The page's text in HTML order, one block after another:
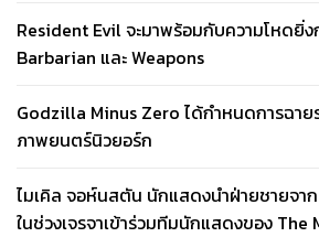
Resident Evil จะมาพร้อมกับความโหดยิ่ง
Barbarian และ Weapons
Godzilla Minus Zero ได้กำหนดการฉา
ภาพยนตร์นิวยอร์ก
ไมเคิล จอห์นสตัน นักแสดงนำฝ่ายชายจา
ในช่วงเจรจาเข้าร่วมทีมนักแสดงของ The